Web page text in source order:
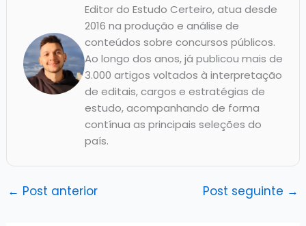
Editor do Estudo Certeiro, atua desde
2016 na produção e análise de
conteúdos sobre concursos públicos.
Ao longo dos anos, já publicou mais de
3.000 artigos voltados à interpretação
de editais, cargos e estratégias de
estudo, acompanhando de forma
contínua as principais seleções do
país.
← Post anterior Post seguinte →